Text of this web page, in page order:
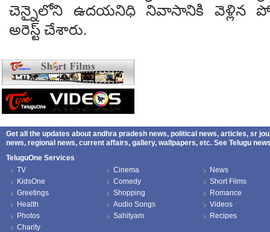
చెన్నైలోని ఉదయనిధి నివాసానికి వెళ్లిన
అరెస్ట్ చేశారు.
Get all the updates about andhra pradesh news, political news, articles, sr
news, regional news, current affairs, gallery, wallpapers, etc. See Telugu
TeluguOne Services
TV
KidsOne
Greetings
Health
Photos
Charity
Cinema
Comedy
Shopping
Audio Songs
Sahityam
News
Short Films
Romance
Videos
Recipes